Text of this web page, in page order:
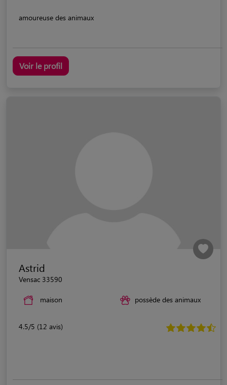
amoureuse des animaux
Voir le profil
Astrid
Vensac 33590
maison possède des animaux
4.5/5 (12 avis)